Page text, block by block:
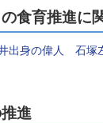
食育推進に
出身の偉人 石塚
進